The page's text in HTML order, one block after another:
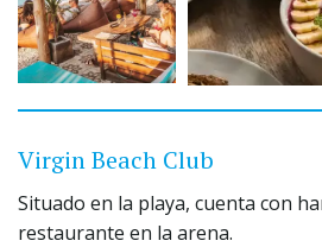
Virgin Beach Club
Situado en la playa, cuenta con
restaurante en la arena.